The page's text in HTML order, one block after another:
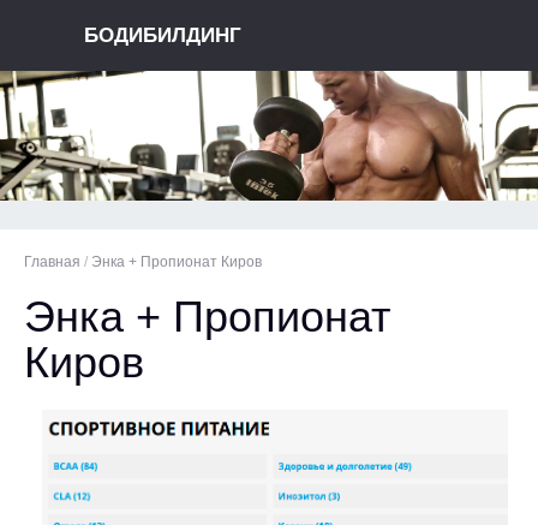
БОДИБИЛДИНГ
Главная / Энка + Пропионат Киров
Энка + Пропионат
Киров